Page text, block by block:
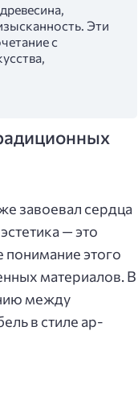
Эти
с
завоевал сердца
— это
этого
материалов. В
между
в стиле ар-